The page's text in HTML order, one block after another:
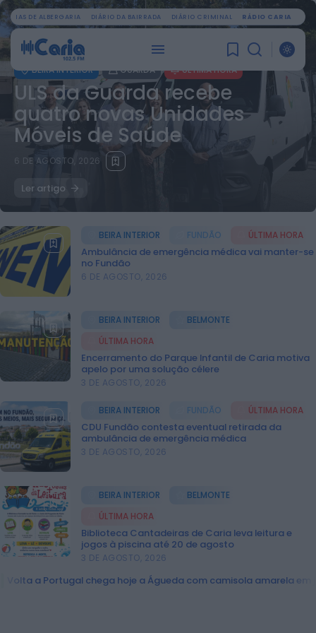
DE ALBERGARIA DIÁRIO DA BAIRRADA DIÁRIO CRIMINAL RÁDIO CARIA
PROCURAR
ÚLTIMA HORA
Cinema nas Aldeias leva cinema
português a seis localidades do
concelho da...
Rádio Caria
Praça de Touros do Soito recebe 39.º
Festival “Ó Forcão Rapazes!”
Rádio Caria
Fundão celebra Dia Internacional da
Juventude com Pool Party nas Piscinas
Municipais
HOJE, 17:16
Mundial FM
BEIRA INTERIOR GUARDA ÚLTIMA HORA
ULS da Guarda recebe
quatro novas Unidades
Móveis de Saúde
6 DE AGOSTO, 2026
Ler artigo
BEIRA INTERIOR FUNDÃO ÚLTIMA HORA
Ambulância de emergência médica vai manter-se
no Fundão
6 DE AGOSTO, 2026
BEIRA INTERIOR
BELMONTE
ÚLTIMA HORA
Encerramento do Parque Infantil de Caria motiva
apelo por uma solução célere
3 DE AGOSTO, 2026
BEIRA INTERIOR FUNDÃO ÚLTIMA HORA
CDU Fundão contesta eventual retirada da
ambulância de emergência médica
3 DE AGOSTO, 2026
BEIRA INTERIOR
BELMONTE
ÚLTIMA HORA
Biblioteca Cantadeiras de Caria leva leitura e
jogos à piscina até 20 de agosto
3 DE AGOSTO, 2026
com camisola amarela em jogo no contrarrelógio BEIRA